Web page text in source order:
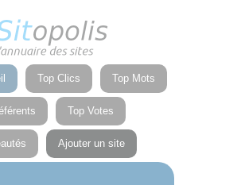
Top Clics Top Mots
Top Votes
Ajouter un site